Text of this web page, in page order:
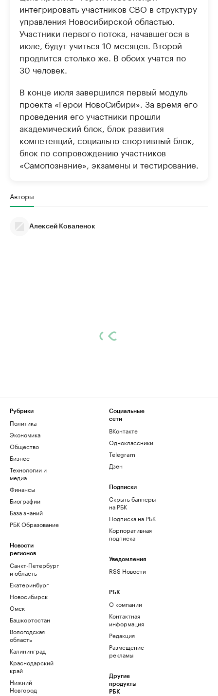
интегрировать участников СВО в структуру
управления Новосибирской областью.
Участники первого потока, начавшегося в
июле, будут учиться 10 месяцев. Второй —
продлится столько же. В обоих учатся по
30 человек.
В конце июля завершился первый модуль
проекта «Герои НовоСибири». За время его
проведения его участники прошли
академический блок, блок развития
компетенций, социально-спортивный блок,
блок по сопровождению участников
«Самопознание», экзамены и тестирование.
Авторы
Алексей Коваленок
Рубрики
Политика
Экономика
Общество
Бизнес
Технологии и
медиа
Финансы
Биографии
База знаний
РБК Образование
Новости
регионов
Санкт-Петербург
и область
Екатеринбург
Новосибирск
Омск
Башкортостан
Вологодская
область
Калининград
Краснодарский
край
Нижний
Новгород
Социальные
сети
ВКонтакте
Одноклассники
Telegram
Дзен
Подписки
Скрыть баннеры
на РБК
Подписка на РБК
Корпоративная
подписка
Уведомления
RSS Новости
РБК
О компании
Контактная
информация
Редакция
Размещение
рекламы
Другие
продукты
РБК